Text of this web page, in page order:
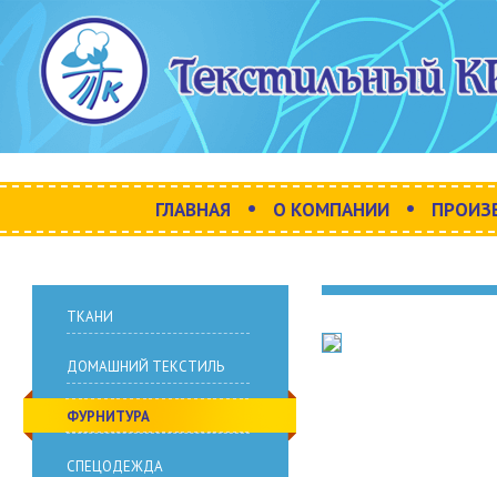
ГЛАВНАЯ • О КОМПАНИИ •
ТКАНИ
ДОМАШНИЙ ТЕКСТИЛЬ
ФУРНИТУРА
СПЕЦОДЕЖДА